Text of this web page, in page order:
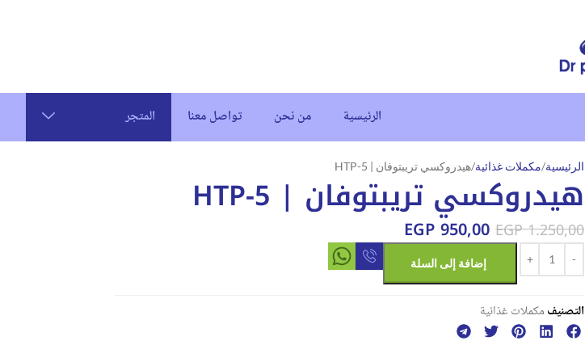
الرئيسية من نحن تواصل معنا المتجر
الرئيسية مكملات غذائية هيدروكسي تريبتوفان | 5-HTP
هيدروكسي تريبتوفان | 5-HTP
EGP1.250,00
EGP950,00
إضافة إلى السلة
التصنيفمكملات غذائية